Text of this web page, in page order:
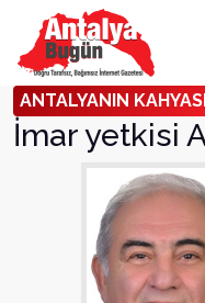
ANTALYANIN
İmar yetkisi
Arama Yap!